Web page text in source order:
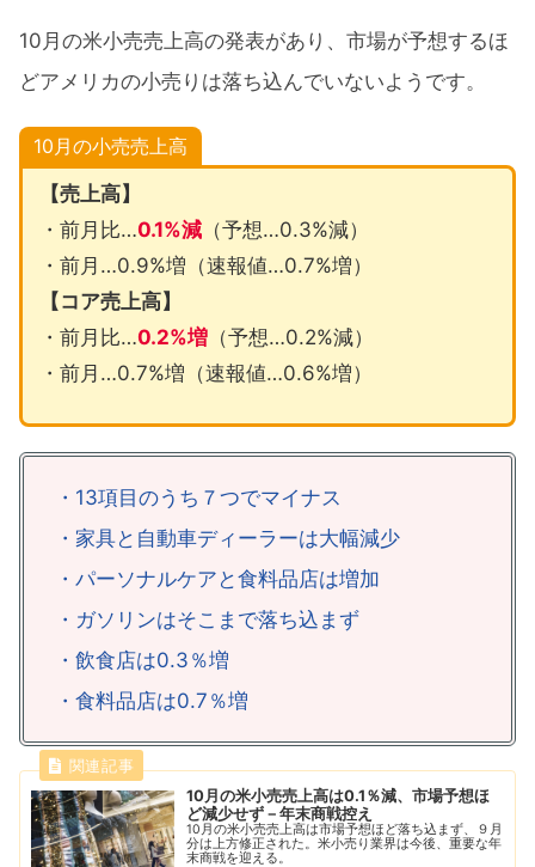
10月の米小売売上高の発表があり、市場が予想するほ
どアメリカの小売りは落ち込んでいないようです。
10月の小売売上高
【売上高】
・前月比…0.1%減（予想…0.3%減）
・前月…0.9%増（速報値…0.7%増）
【コア売上高】
・前月比…0.2%増（予想…0.2%減）
・前月…0.7%増（速報値…0.6%増）
・13項目のうち７つでマイナス
・家具と自動車ディーラーは大幅減少
・パーソナルケアと食料品店は増加
・ガソリンはそこまで落ち込まず
・飲食店は0.3％増
・食料品店は0.7％増
10月の米小売売上高は0.1％減、市場予想ほ
ど減少せず－年末商戦控え
10月の米小売売上高は市場予想ほど落ち込まず、９月
分は上方修正された。米小売り業界は今後、重要な年
末商戦を迎える。